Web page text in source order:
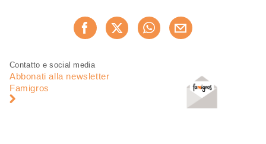
Consiglia ora
Piè
pagina
Navigazione
pagina
Contatto e social media
Abbonati alla newsletter
Famigros